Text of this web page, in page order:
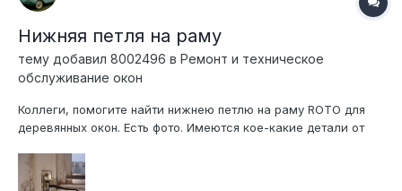
Нижняя петля на раму
тему добавил 8002496 в Ремонт и техническое
обслуживание окон
Коллеги, помогите найти нижнею петлю на раму ROTO для
деревянных окон. Есть фото. Имеются кое-какие детали от